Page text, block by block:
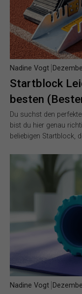
Startblock
besten
Nadine Vogt
Du suchst den
bist du hier genau
beliebigen Startblock,
Nadine Vogt